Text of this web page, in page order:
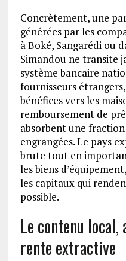
Concrètement, une
générées par les
à Boké, Sangarédi ou
Simandou ne transite
système bancaire
fournisseurs
bénéfices vers les
remboursement de
absorbent une
engrangées. Le pays
brute tout en
les biens
les capitaux qui
possible.
Le contenu
rente extractive